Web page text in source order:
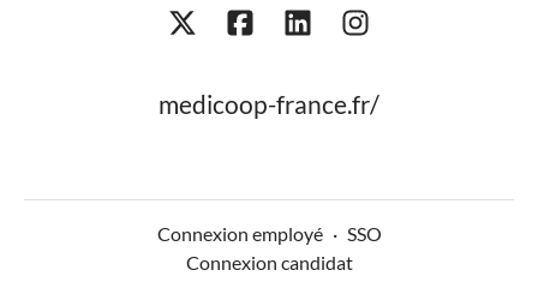
medicoop-france.fr/
Connexion employé · SSO
Connexion candidat